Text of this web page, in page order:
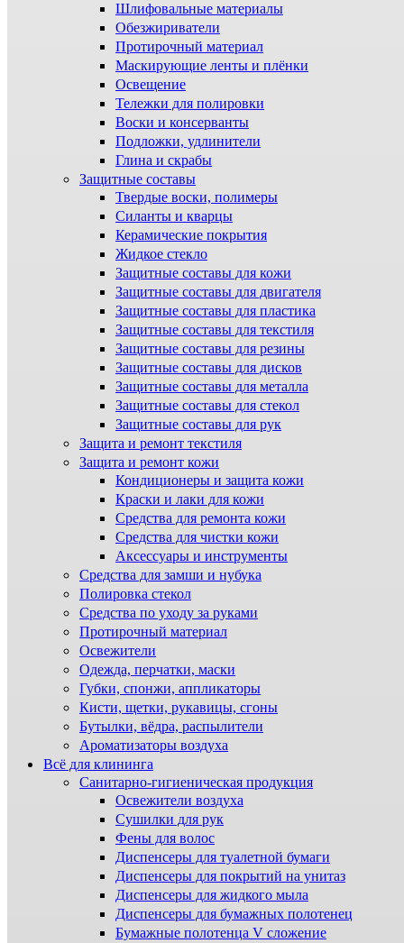
Шлифовальные материалы
Обезжириватели
Протирочный материал
Маскирующие ленты и плёнки
Освещение
Тележки для полировки
Воски и консерванты
Подложки, удлинители
Глина и скрабы
Защитные составы
Твердые воски, полимеры
Силанты и кварцы
Керамические покрытия
Жидкое стекло
Защитные составы для кожи
Защитные составы для двигателя
Защитные составы для пластика
Защитные составы для текстиля
Защитные составы для резины
Защитные составы для дисков
Защитные составы для металла
Защитные составы для стекол
Защитные составы для рук
Защита и ремонт текстиля
Защита и ремонт кожи
Кондиционеры и защита кожи
Краски и лаки для кожи
Средства для ремонта кожи
Средства для чистки кожи
Аксессуары и инструменты
Средства для замши и нубука
Полировка стекол
Средства по уходу за руками
Протирочный материал
Освежители
Одежда, перчатки, маски
Губки, спонжи, аппликаторы
Кисти, щетки, рукавицы, сгоны
Бутылки, вёдра, распылители
Ароматизаторы воздуха
Всё для клининга
Санитарно-гигиеническая продукция
Освежители воздуха
Сушилки для рук
Фены для волос
Диспенсеры для туалетной бумаги
Диспенсеры для покрытий на унитаз
Диспенсеры для жидкого мыла
Диспенсеры для бумажных полотенец
Бумажные полотенца V сложение